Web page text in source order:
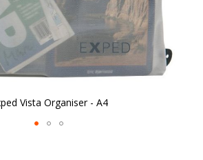
Vista Organiser - A4